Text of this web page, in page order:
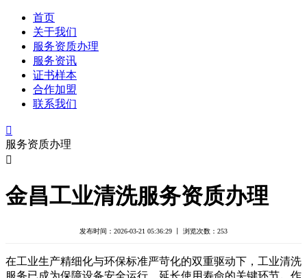
首页
关于我们
服务资质办理
服务资讯
证书样本
合作加盟
联系我们

服务资质办理

金昌工业清洗服务资质办理
发布时间：2026-03-21 05:36:29 丨 浏览次数： 253
在工业生产精细化与环保标准严苛化的双重驱动下，工业清洗
服务已成为保障设备安全运行、延长使用寿命的关键环节。作